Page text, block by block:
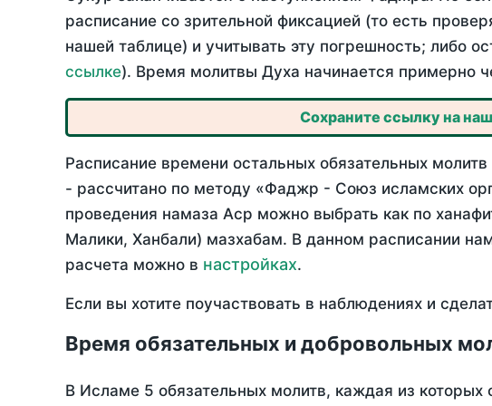
расписание со зрительной фиксацией (то есть
нашей таблице) и учитывать эту погрешность; либо
ссылке). Время молитвы Духа начинается примерно
Сохраните ссылку на
Расписание времени остальных обязательных
- рассчитано по методу «Фаджр - Союз исламских
проведения намаза Аср можно выбрать как по
Малики, Ханбали) мазхабам. В данном расписании
расчета можно в настройках.
Если вы хотите поучаствовать в наблюдениях и
Время обязательных и добровольных
В Исламе 5 обязательных молитв, каждая из